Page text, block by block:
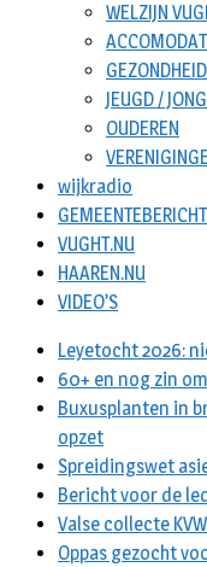
WELZIJN
JEUGD /
OUDEREN
wijkradio
VUGHT.NU
HAAREN.NU
VIDEO’S
Leyetocht 2026:
60+ en nog zin
Buxusplanten in
opzet
Spreidingswet
Bericht voor de
Valse collecte KVW
Oppas gezocht